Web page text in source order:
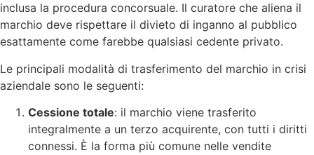
inclusa la procedura concorsuale. Il curatore che aliena il
marchio deve rispettare il divieto di inganno al pubblico
esattamente come farebbe qualsiasi cedente privato.
Le principali modalità di trasferimento del marchio in crisi
aziendale sono le seguenti:
Cessione totale: il marchio viene trasferito
integralmente a un terzo acquirente, con tutti i diritti
connessi. È la forma più comune nelle vendite